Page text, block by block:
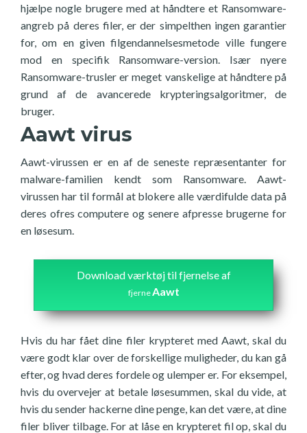
hjælpe nogle brugere med at håndtere et Ransomware-
angreb på deres filer, er der simpelthen ingen garantier
for, om en given filgendannelsesmetode ville fungere
mod en specifik Ransomware-version. Især nyere
Ransomware-trusler er meget vanskelige at håndtere på
grund af de avancerede krypteringsalgoritmer, de
bruger.
Aawt virus
Aawt-virussen er en af de seneste repræsentanter for
malware-familien kendt som Ransomware. Aawt-
virussen har til formål at blokere alle værdifulde data på
deres ofres computere og senere afpresse brugerne for
en løsesum.
Download værktøj til fjernelse af
fjerneAawt
Hvis du har fået dine filer krypteret med Aawt, skal du
være godt klar over de forskellige muligheder, du kan gå
efter, og hvad deres fordele og ulemper er. For eksempel,
hvis du overvejer at betale løsesummen, skal du vide, at
hvis du sender hackerne dine penge, kan det være, at dine
filer bliver tilbage. For at låse en krypteret fil op, skal du